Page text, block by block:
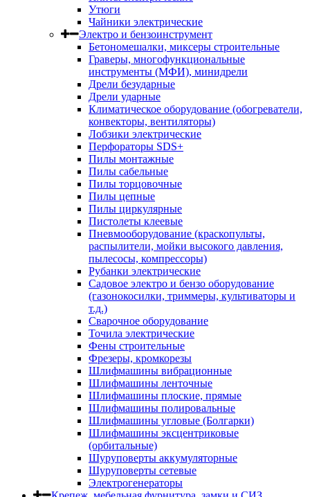
Утюги
Чайники электрические
Электро и бензоинструмент
Бетономешалки, миксеры строительные
Граверы, многофункциональные
инструменты (МФИ), минидрели
Дрели безударные
Дрели ударные
Климатическое оборудование (обогреватели,
конвекторы, вентиляторы)
Лобзики электрические
Перфораторы SDS+
Пилы монтажные
Пилы сабельные
Пилы торцовочные
Пилы цепные
Пилы циркулярные
Пистолеты клеевые
Пневмооборудование (краскопульты,
распылители, мойки высокого давления,
пылесосы, компрессоры)
Рубанки электрические
Садовое электро и бензо оборудование
(газонокосилки, триммеры, культиваторы и
т.д.)
Сварочное оборудование
Точила электрические
Фены строительные
Фрезеры, кромкорезы
Шлифмашины вибрационные
Шлифмашины ленточные
Шлифмашины плоские, прямые
Шлифмашины полировальные
Шлифмашины угловые (Болгарки)
Шлифмашины эксцентриковые
(орбитальные)
Шуруповерты аккумуляторные
Шуруповерты сетевые
Электрогенераторы